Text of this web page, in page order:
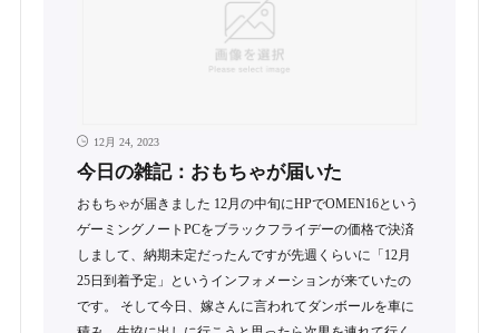
12月 24, 2023
今日の雑記：おもちゃが届いた
おもちゃが届きました 12月の中旬にHPでOMEN16という
ゲーミングノートPCをブラックフライデーの価格で決済
しまして、納期未定だったんですが先週くらいに「12月
25日到着予定」というインフォメーションが来ていたの
です。 そして今日、嫁さんに言われてダンボールを車に